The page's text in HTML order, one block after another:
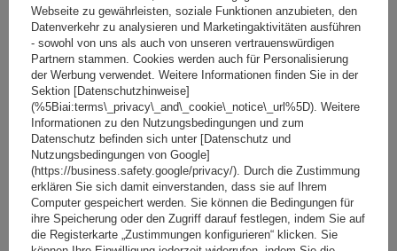
einfachen Transport ermöglicht. Das Set enthält ein Paar
Ketten, Ersatzteile, Schutzhandschuhe und eine
Montageanleitung in polnischer Sprache.
Das Produkt istmit vielen gängigen Radgrößen
kompatibelund stellt somiteine universelle Lösungfür
Fahrer verschiedener Automarken dar. Prüfen Sie jedoch
dem Kaufin den Fahrzeugpapieren, ob der Hersteller die
Montage von 9-mm-Ketten zulässt.
Spezifikation
Webseite zu gewährleisten, soziale Funktionen anzubieten, den
Datenverkehr zu analysieren und Marketingaktivitäten ausführen
- sowohl von uns als auch von unseren vertrauenswürdigen
Partnern stammen. Cookies werden auch für Personalisierung
der Werbung verwendet. Weitere Informationen finden Sie in der
Sektion [Datenschutzhinweise]
(%5Biai:terms\_privacy\_and\_cookie\_notice\_url%5D). Weitere
Informationen zu den Nutzungsbedingungen und zum
Datenschutz befinden sich unter [Datenschutz und
Nutzungsbedingungen von Google]
(https://business.safety.google/privacy/). Durch die Zustimmung
erklären Sie sich damit einverstanden, dass sie auf Ihrem
Computer gespeichert werden. Sie können die Bedingungen für
ihre Speicherung oder den Zugriff darauf festlegen, indem Sie auf
die Registerkarte „Zustimmungen konfigurieren“ klicken. Sie